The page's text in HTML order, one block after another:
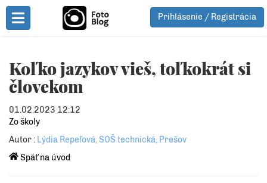
Toggle Menu
Prihlásenie / Registrácia
Koľko jazykov vieš, toľkokrát si
človekom
01.02.2023 12:12
Zo školy
Autor : Lýdia Repeľová, SOŠ technická, Prešov
Späť na úvod